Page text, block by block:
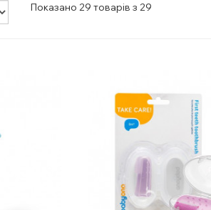
Показано 29 товарів з 29